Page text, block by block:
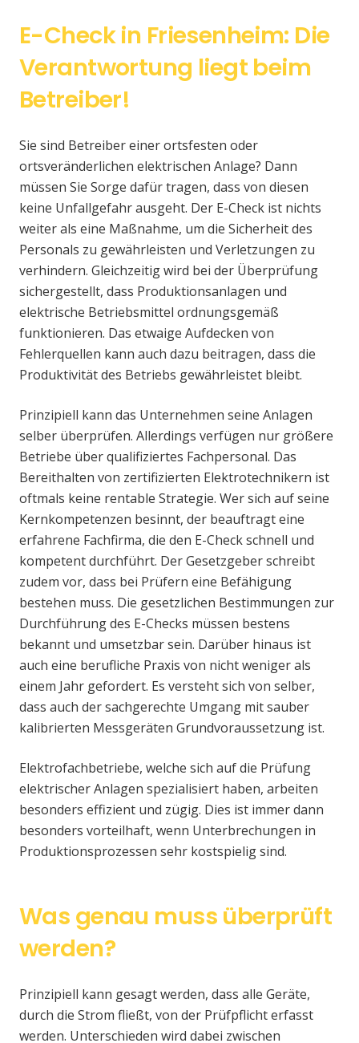
E-Check in Friesenheim: Die
Verantwortung liegt beim
Betreiber!
Sie sind Betreiber einer ortsfesten oder
ortsveränderlichen elektrischen Anlage? Dann
müssen Sie Sorge dafür tragen, dass von diesen
keine Unfallgefahr ausgeht. Der E-Check ist nichts
weiter als eine Maßnahme, um die Sicherheit des
Personals zu gewährleisten und Verletzungen zu
verhindern. Gleichzeitig wird bei der Überprüfung
sichergestellt, dass Produktionsanlagen und
elektrische Betriebsmittel ordnungsgemäß
funktionieren. Das etwaige Aufdecken von
Fehlerquellen kann auch dazu beitragen, dass die
Produktivität des Betriebs gewährleistet bleibt.
Prinzipiell kann das Unternehmen seine Anlagen
selber überprüfen. Allerdings verfügen nur größere
Betriebe über qualifiziertes Fachpersonal. Das
Bereithalten von zertifizierten Elektrotechnikern ist
oftmals keine rentable Strategie. Wer sich auf seine
Kernkompetenzen besinnt, der beauftragt eine
erfahrene Fachfirma, die den E-Check schnell und
kompetent durchführt. Der Gesetzgeber schreibt
zudem vor, dass bei Prüfern eine Befähigung
bestehen muss. Die gesetzlichen Bestimmungen zur
Durchführung des E-Checks müssen bestens
bekannt und umsetzbar sein. Darüber hinaus ist
auch eine berufliche Praxis von nicht weniger als
einem Jahr gefordert. Es versteht sich von selber,
dass auch der sachgerechte Umgang mit sauber
kalibrierten Messgeräten Grundvoraussetzung ist.
Elektrofachbetriebe, welche sich auf die Prüfung
elektrischer Anlagen spezialisiert haben, arbeiten
besonders effizient und zügig. Dies ist immer dann
besonders vorteilhaft, wenn Unterbrechungen in
Produktionsprozessen sehr kostspielig sind.
Was genau muss überprüft
werden?
Prinzipiell kann gesagt werden, dass alle Geräte,
durch die Strom fließt, von der Prüfpflicht erfasst
werden. Unterschieden wird dabei zwischen